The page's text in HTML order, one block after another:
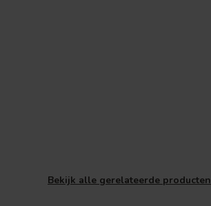
Bekijk alle gerelateerde producten